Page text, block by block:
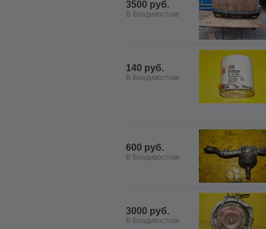
3500 руб.
В Владивостоке
140 руб.
В Владивостоке
600 руб.
В Владивостоке
3000 руб.
В Владивостоке